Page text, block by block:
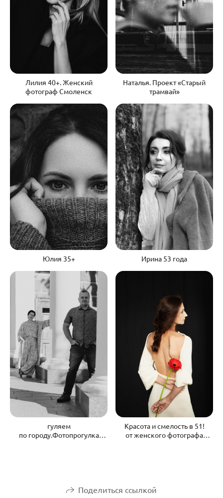
Лилия 40+. Женский
фотограф Смоленск
Наталья. Проект «Старый
трамвай»
Юлия 35+ Ирина 53 года
гуляем
по городу.Фотопрогулка
Красота и смелость в 51!
от женского фотографа
Поделиться ссылкой